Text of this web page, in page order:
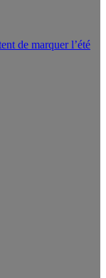
de marquer l’été